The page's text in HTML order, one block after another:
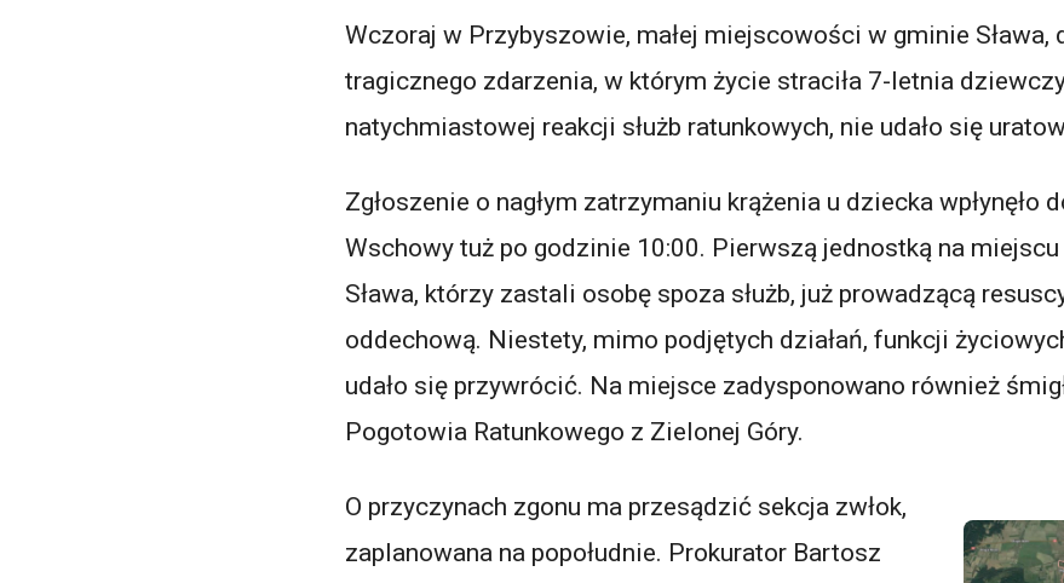
Wczoraj w Przybyszowie, małej miejscowości w gminie Sława,
tragicznego zdarzenia, w którym życie straciła 7-letnia
natychmiastowej reakcji służb ratunkowych, nie udało się
Zgłoszenie o nagłym zatrzymaniu krążenia u dziecka wpłynęło
Wschowy tuż po godzinie 10:00. Pierwszą jednostką na
Sława, którzy zastali osobę spoza służb, już prowadzącą
oddechową. Niestety, mimo podjętych działań, funkcji
udało się przywrócić. Na miejsce zadysponowano również
Pogotowia Ratunkowego z Zielonej Góry.
O przyczynach zgonu ma przesądzić sekcja zwłok,
zaplanowana na popołudnie. Prokurator Bartosz